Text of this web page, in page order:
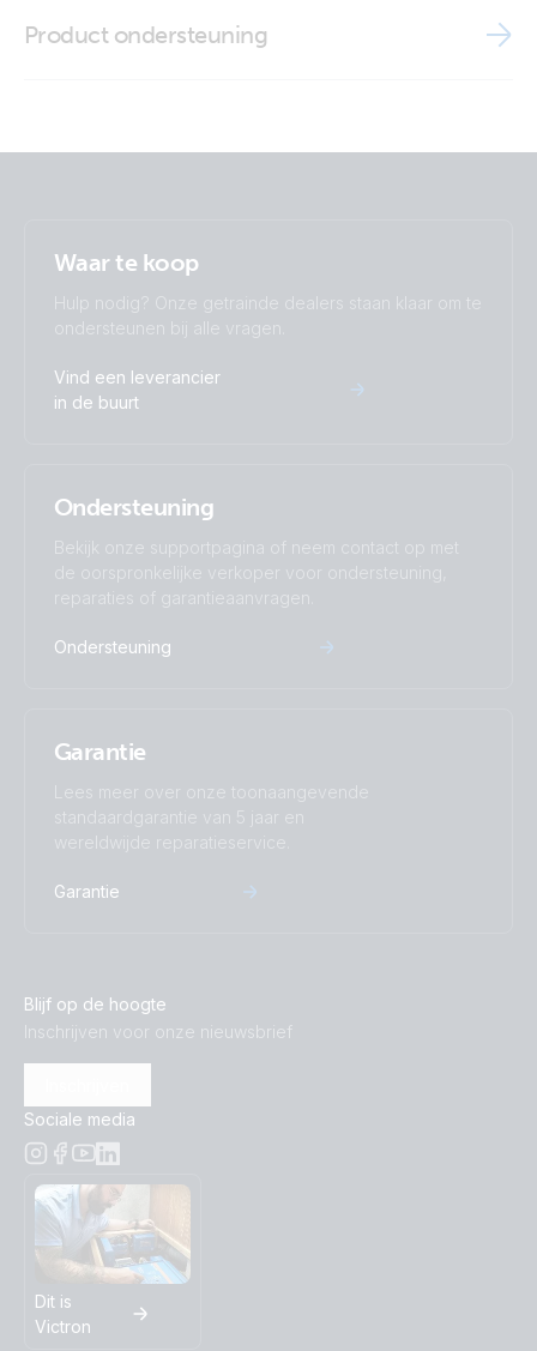
Product ondersteuning
Waar te koop
Hulp nodig? Onze getrainde dealers staan klaar om te
ondersteunen bij alle vragen.
Vind een leverancier
in de buurt
Ondersteuning
Bekijk onze supportpagina of neem contact op met
de oorspronkelijke verkoper voor ondersteuning,
reparaties of garantieaanvragen.
Ondersteuning
Garantie
Lees meer over onze toonaangevende
standaardgarantie van 5 jaar en
wereldwijde reparatieservice.
Garantie
Blijf op de hoogte
Inschrijven voor onze nieuwsbrief
Sociale media
Dit is
Victron